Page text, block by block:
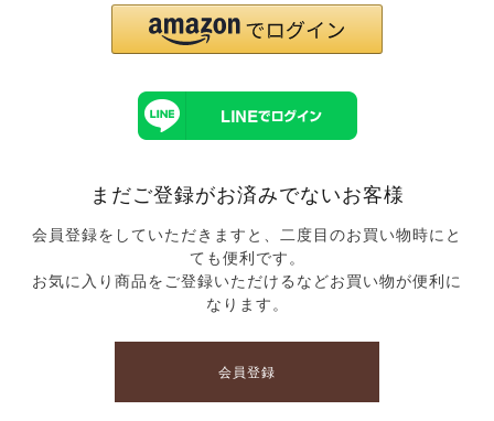
まだご登録がお済みでないお客様
会員登録をしていただきますと、二度目のお買い物時にと
ても便利です。
お気に入り商品をご登録いただけるなどお買い物が便利に
なります。
会員登録